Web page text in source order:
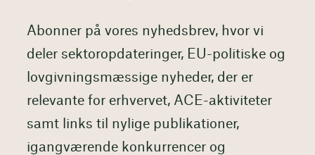
Abonner på vores nyhedsbrev, hvor vi
deler sektoropdateringer, EU-politiske og
lovgivningsmæssige nyheder, der er
relevante for erhvervet, ACE-aktiviteter
samt links til nylige publikationer,
igangværende konkurrencer og